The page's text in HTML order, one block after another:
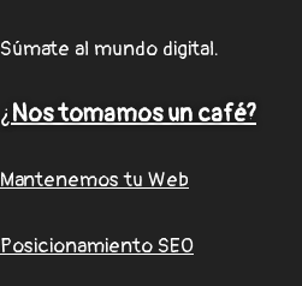
Súmate al mundo digital.
¿Nos tomamos un café?
Mantenemos tu Web
Posicionamiento SEO